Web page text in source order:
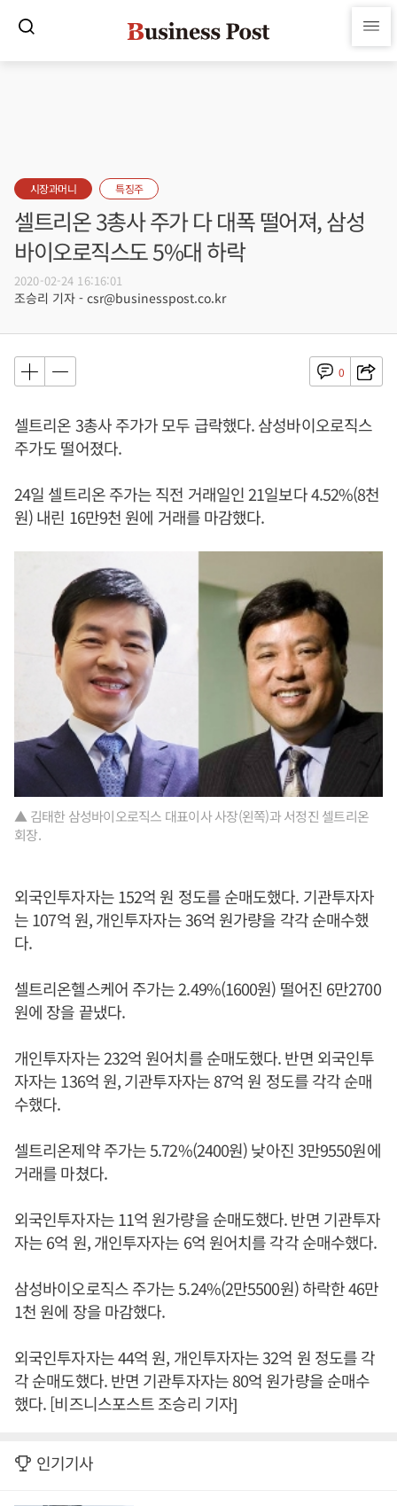
시장과머니 특징주
셀트리온 3총사 주가 다 대폭 떨어져, 삼성
바이오로직스도 5%대 하락
2020-02-24 16:16:01
조승리 기자 - csr@businesspost.co.kr
0
셀트리온 3총사 주가가 모두 급락했다. 삼성바이오로직스
주가도 떨어졌다.
24일 셀트리온 주가는 직전 거래일인 21일보다 4.52%(8천
원) 내린 16만9천 원에 거래를 마감했다.
▲ 김태한 삼성바이오로직스 대표이사 사장(왼쪽)과 서정진 셀트리온
회장.
외국인투자자는 152억 원 정도를 순매도했다. 기관투자자
는 107억 원, 개인투자자는 36억 원가량을 각각 순매수했
다.
셀트리온헬스케어 주가는 2.49%(1600원) 떨어진 6만2700
원에 장을 끝냈다.
개인투자자는 232억 원어치를 순매도했다. 반면 외국인투
자자는 136억 원, 기관투자자는 87억 원 정도를 각각 순매
수했다.
셀트리온제약 주가는 5.72%(2400원) 낮아진 3만9550원에
거래를 마쳤다.
외국인투자자는 11억 원가량을 순매도했다. 반면 기관투자
자는 6억 원, 개인투자자는 6억 원어치를 각각 순매수했다.
삼성바이오로직스 주가는 5.24%(2만5500원) 하락한 46만
1천 원에 장을 마감했다.
외국인투자자는 44억 원, 개인투자자는 32억 원 정도를 각
각 순매도했다. 반면 기관투자자는 80억 원가량을 순매수
했다. [비즈니스포스트 조승리 기자]
인기기사